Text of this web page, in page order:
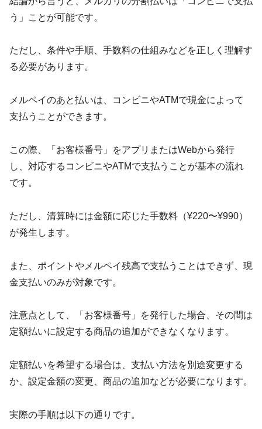
う」ことが可能です。
ただし、条件や手順、手数料の仕組みなどを正しく理解す
る必要があります。
メルペイのあと払いは、コンビニやATMで現金によって
支払うことができます。
この際、「お客様番号」をアプリまたはWebから発行
し、対応するコンビニやATMで支払うことが基本の流れ
です。
ただし、清算時には金額に応じた手数料（¥220〜¥990）
が発生します。
また、ポイントやメルペイ残高で支払うことはできず、現
金支払いのみが対象です。
注意点として、「お客様番号」を発行した場合、その間は
定額払いに設定する商品の追加ができなくなります。
定額払いを希望する場合は、支払い方法を別途変更する
か、設定金額の変更、商品の追加などが必要になります。
実際の手順は以下の通りです。